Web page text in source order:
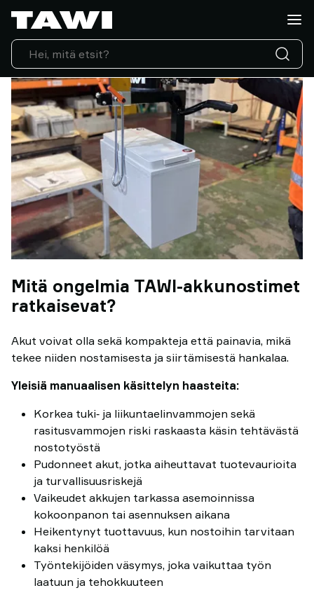
Mitä ongelmia TAWI-akkunostimet
ratkaisevat?
Akut voivat olla sekä kompakteja että painavia, mikä
tekee niiden nostamisesta ja siirtämisestä hankalaa.
Yleisiä manuaalisen käsittelyn haasteita:
Korkea tuki‑ ja liikuntaelinvammojen sekä
rasitusvammojen riski raskaasta käsin tehtävästä
nostotyöstä
Pudonneet akut, jotka aiheuttavat tuotevaurioita
ja turvallisuusriskejä
Vaikeudet akkujen tarkassa asemoinnissa
kokoonpanon tai asennuksen aikana
Heikentynyt tuottavuus, kun nostoihin tarvitaan
kaksi henkilöä
Työntekijöiden väsymys, joka vaikuttaa työn
laatuun ja tehokkuuteen
Mitä
haluatte
nostaa?
Nostolaitteet
Toimialat
Huolto
ja
tuki
Suositukset
Näkemyksiä
nostamisesta
Ota
yhteyttä
Miksi
TAWI